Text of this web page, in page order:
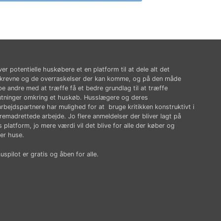
potentielle huskøbere et en platform til at dele alt det
og de overraskelser der kan komme, og på den måde
andre med at træffe få et bedre grundlag til at træffe
omkring et huskøb. Husslægere og deres
har mulighed for at bruge kritikken konstruktivt i
arbejde. Jo flere anmeldelser der bliver lagt på
platform, jo mere værdi vil det blive for alle der køber og
huse.
er gratis og åben for alle.